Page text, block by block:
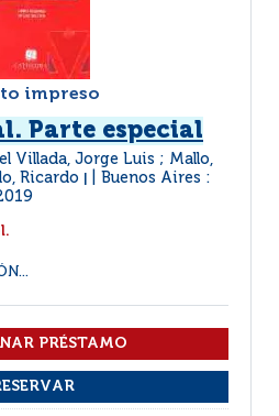
impreso
Parte especial
Villada, Jorge Luis ; Mallo,
Ricardo
Buenos Aires :